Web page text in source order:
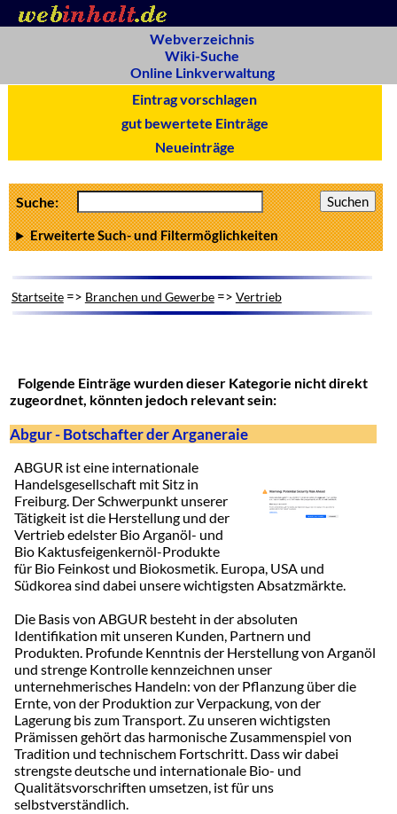
Webverzeichnis
Wiki-Suche
Online Linkverwaltung
Eintrag vorschlagen
gut bewertete Einträge
Neueinträge
Suche:
Erweiterte Such- und Filtermöglichkeiten
Startseite=> Branchen und Gewerbe=> Vertrieb
Folgende Einträge wurden dieser Kategorie nicht direkt
zugeordnet, könnten jedoch relevant sein:
Abgur - Botschafter der Arganeraie
ABGUR ist eine internationale
Handelsgesellschaft mit Sitz in
Freiburg. Der Schwerpunkt unserer
Tätigkeit ist die Herstellung und der
Vertrieb edelster Bio Arganöl- und
Bio Kaktusfeigenkernöl-Produkte
für Bio Feinkost und Biokosmetik. Europa, USA und
Südkorea sind dabei unsere wichtigsten Absatzmärkte.
Die Basis von ABGUR besteht in der absoluten
Identifikation mit unseren Kunden, Partnern und
Produkten. Profunde Kenntnis der Herstellung von Arganöl
und strenge Kontrolle kennzeichnen unser
unternehmerisches Handeln: von der Pflanzung über die
Ernte, von der Produktion zur Verpackung, von der
Lagerung bis zum Transport. Zu unseren wichtigsten
Prämissen gehört das harmonische Zusammenspiel von
Tradition und technischem Fortschritt. Dass wir dabei
strengste deutsche und internationale Bio- und
Qualitätsvorschriften umsetzen, ist für uns
selbstverständlich.